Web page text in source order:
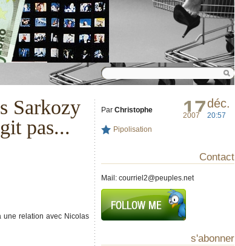
Sarkozy
pas...
17déc.
2007 20:57
Par Christophe
Pipolisation
une relation avec Nicolas
Contact
Mail: courriel2@peuples.net
s'abonner